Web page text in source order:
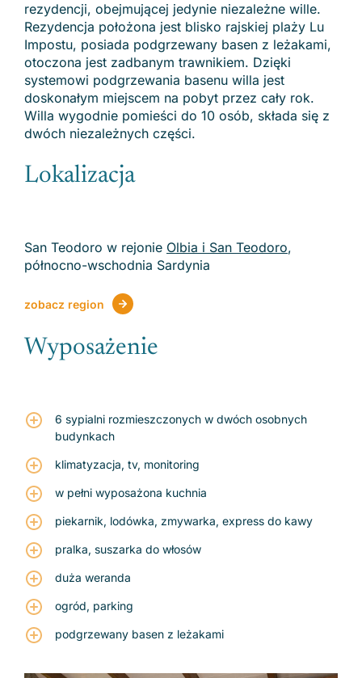
rezydencji, obejmującej jedynie niezależne wille.
Rezydencja położona jest blisko rajskiej plaży Lu
Impostu, posiada podgrzewany basen z leżakami,
otoczona jest zadbanym trawnikiem. Dzięki
systemowi podgrzewania basenu willa jest
doskonałym miejscem na pobyt przez cały rok.
Willa wygodnie pomieści do 10 osób, składa się z
dwóch niezależnych części.
Lokalizacja
San Teodoro w rejonie Olbia i San Teodoro,
północno-wschodnia Sardynia
zobacz region
Wyposażenie
6 sypialni rozmieszczonych w dwóch osobnych
budynkach
klimatyzacja, tv, monitoring
w pełni wyposażona kuchnia
piekarnik, lodówka, zmywarka, express do kawy
pralka, suszarka do włosów
duża weranda
ogród, parking
podgrzewany basen z leżakami